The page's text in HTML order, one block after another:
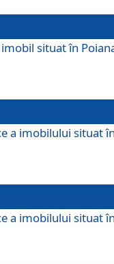
situat în
a imobilului situat
a imobilului situat